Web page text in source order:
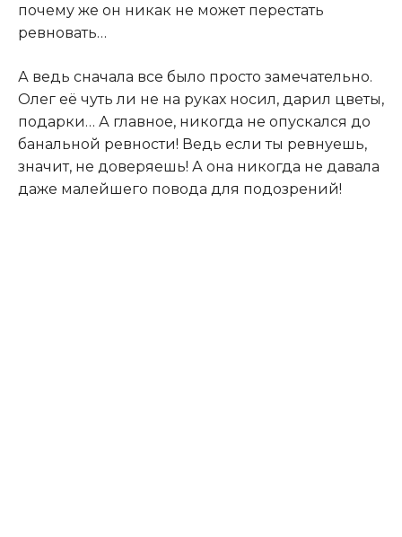
почему же он никак не может перестать
ревновать…
А ведь сначала все было просто замечательно.
Олег её чуть ли не на руках носил, дарил цветы,
подарки… А главное, никогда не опускался до
банальной ревности! Ведь если ты ревнуешь,
значит, не доверяешь! А она никогда не давала
даже малейшего повода для подозрений!